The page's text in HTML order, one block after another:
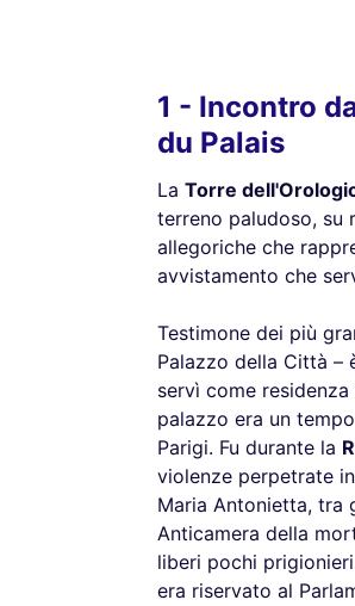
1 - Incontro
du Palais
La Torre
terreno paludoso, su
allegoriche che
avvistamento che
Testimone dei più
Palazzo della Città –
servì come
palazzo era un
Parigi. Fu durante la
violenze perpetrate
Maria Antonietta, tra
Anticamera della
liberi pochi
era riservato al